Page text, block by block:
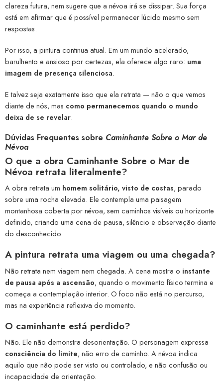
clareza futura, nem sugere que a névoa irá se dissipar. Sua força
está em afirmar que é possível permanecer lúcido mesmo sem
respostas.
Por isso, a pintura continua atual. Em um mundo acelerado,
barulhento e ansioso por certezas, ela oferece algo raro: uma
imagem de presença silenciosa.
E talvez seja exatamente isso que ela retrata — não o que vemos
diante de nós, mas como permanecemos quando o mundo
deixa de se revelar.
Dúvidas Frequentes sobre Caminhante Sobre o Mar de
Névoa
O que a obra Caminhante Sobre o Mar de
Névoa retrata literalmente?
A obra retrata um homem solitário, visto de costas, parado
sobre uma rocha elevada. Ele contempla uma paisagem
montanhosa coberta por névoa, sem caminhos visíveis ou horizonte
definido, criando uma cena de pausa, silêncio e observação diante
do desconhecido.
A pintura retrata uma viagem ou uma chegada?
Não retrata nem viagem nem chegada. A cena mostra o instante
de pausa após a ascensão, quando o movimento físico termina e
começa a contemplação interior. O foco não está no percurso,
mas na experiência reflexiva do momento.
O caminhante está perdido?
Não. Ele não demonstra desorientação. O personagem expressa
consciência do limite, não erro de caminho. A névoa indica
aquilo que não pode ser visto ou controlado, e não confusão ou
incapacidade de orientação.